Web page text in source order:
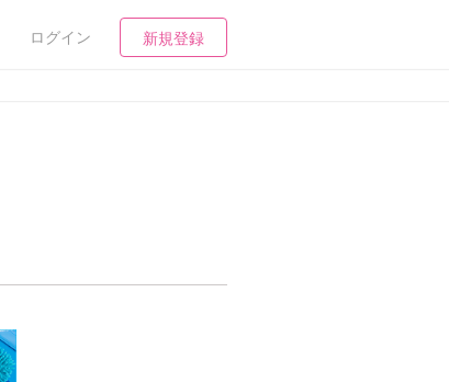
ログイン 新規登録